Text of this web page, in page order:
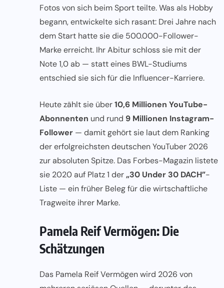
Fotos von sich beim Sport teilte. Was als Hobby
begann, entwickelte sich rasant: Drei Jahre nach
dem Start hatte sie die 500.000-Follower-
Marke erreicht. Ihr Abitur schloss sie mit der
Note 1,0 ab — statt eines BWL-Studiums
entschied sie sich für die Influencer-Karriere.
Heute zählt sie über10,6 Millionen YouTube-
Abonnenten und rund 9 Millionen Instagram-
Follower — damit gehört sie laut dem Ranking
der erfolgreichsten deutschen YouTuber 2026
zur absoluten Spitze. Das Forbes-Magazin listete
sie 2020 auf Platz 1 der„30 Under 30 DACH”-
Liste — ein früher Beleg für die wirtschaftliche
Tragweite ihrer Marke.
Pamela Reif Vermögen: Die
Schätzungen
Das Pamela Reif Vermögen wird 2026 von